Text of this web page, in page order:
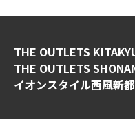
THE OUTLETS
THE OUTLETS
イオンスタイル西風新都